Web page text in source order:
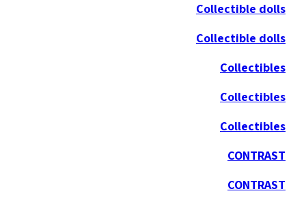
Collectible dolls
Collectible dolls
Collectibles
Collectibles
Collectibles
CONTRAST
CONTRAST